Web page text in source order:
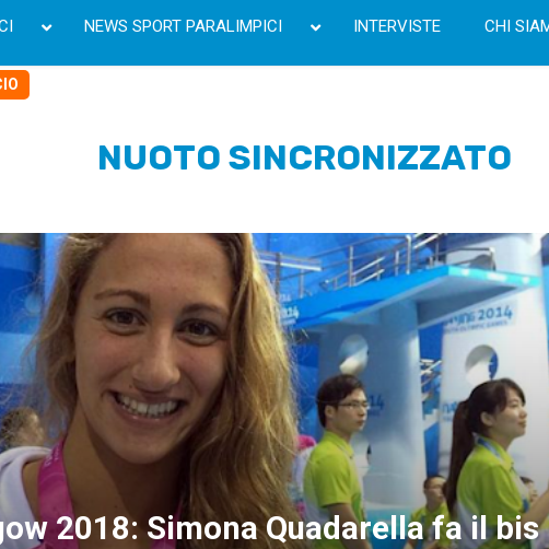
NEWS SPORT PARALIMPICI INTERVISTE CHI
NUOTO SINCRONIZZATO
2018: Simona Quadarella fa il bis